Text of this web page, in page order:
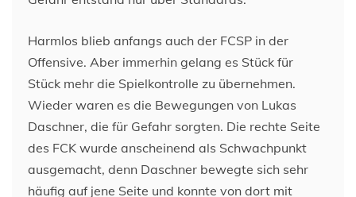
Harmlos blieb anfangs auch der FCSP in der
Offensive. Aber immerhin gelang es Stück für
Stück mehr die Spielkontrolle zu übernehmen.
Wieder waren es die Bewegungen von Lukas
Daschner, die für Gefahr sorgten. Die rechte Seite
des FCK wurde anscheinend als Schwachpunkt
ausgemacht, denn Daschner bewegte sich sehr
häufig auf jene Seite und konnte von dort mit